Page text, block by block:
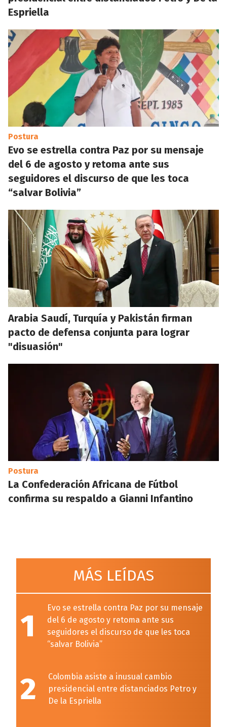
Espriella
Postura
Evo se estrella contra Paz por su mensaje
del 6 de agosto y retoma ante sus
seguidores el discurso de que les toca
“salvar Bolivia”
Arabia Saudí, Turquía y Pakistán firman
pacto de defensa conjunta para lograr
"disuasión"
Postura
La Confederación Africana de Fútbol
confirma su respaldo a Gianni Infantino
MÁS LEÍDAS
1
Evo se estrella contra Paz por su mensaje
del 6 de agosto y retoma ante sus
seguidores el discurso de que les toca
“salvar Bolivia”
2
Colombia asiste a inusual cambio
presidencial entre distanciados Petro y
De la Espriella